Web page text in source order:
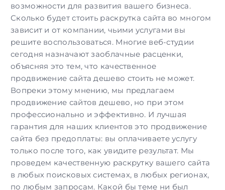
возможности для развития вашего бизнеса.
Сколько будет стоить раскрутка сайта во многом
зависит и от компании, чьими услугами вы
решите воспользоваться. Многие веб-студии
сегодня назначают заоблачные расценки,
объясняя это тем, что качественное
продвижение сайта дешево стоить не может.
Вопреки этому мнению, мы предлагаем
продвижение сайтов дешево, но при этом
профессионально и эффективно. И лучшая
гарантия для наших клиентов это продвижение
сайта без предоплаты: вы оплачиваете услугу
только после того, как увидите результат. Мы
проведем качественную раскрутку вашего сайта
в любых поисковых системах, в любых регионах,
по любым запросам. Какой бы теме ни был